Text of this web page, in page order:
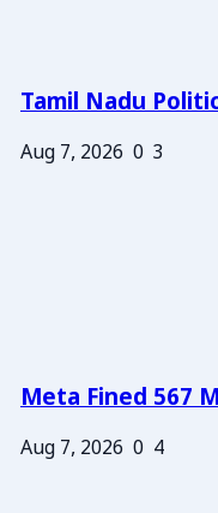
Tamil Nadu
Aug 7, 2026 0 3
Meta Fined 567
Aug 7, 2026 0 4